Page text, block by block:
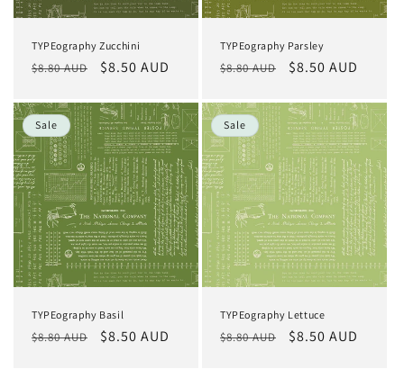
TYPEography Zucchini
Normaler
$8.80 AUD Verkaufspreis
$8.50 AUD
TYPEography Parsley
Normaler
$8.80 AUD Verkaufspreis
$8.50 AUD
Sale
TYPEography Basil
Normaler
$8.80 AUD Verkaufspreis
$8.50 AUD
Sale
TYPEography Lettuce
Normaler
$8.80 AUD Verkaufspreis
$8.50 AUD